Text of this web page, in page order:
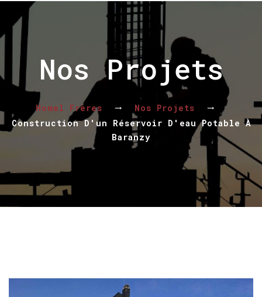
Nos Projets
Homel Frères
Nos Projets
Construction D'un Réservoir D'eau Potable À
Baranzy